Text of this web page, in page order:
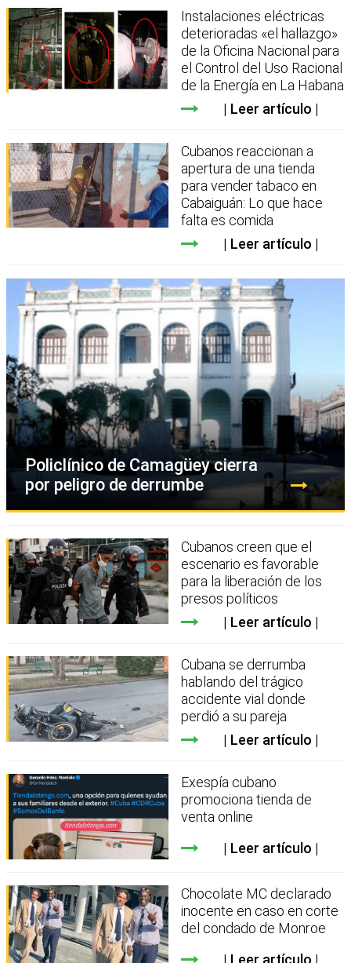
Instalaciones eléctricas
deterioradas «el hallazgo»
de la Oficina Nacional para
el Control del Uso Racional
de la Energía en La Habana
Leer artículo
Cubanos reaccionan a
apertura de una tienda
para vender tabaco en
Cabaiguán: Lo que hace
falta es comida
Leer artículo
Policlínico de Camagüey cierra
por peligro de derrumbe
Cubanos creen que el
escenario es favorable
para la liberación de los
presos políticos
Leer artículo
Cubana se derrumba
hablando del trágico
accidente vial donde
perdió a su pareja
Leer artículo
Exespía cubano
promociona tienda de
venta online
Leer artículo
Chocolate MC declarado
inocente en caso en corte
del condado de Monroe
Leer artículo